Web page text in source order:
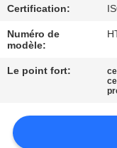
NOUS
Certification:
Numéro de
modèle:
Le point fort: